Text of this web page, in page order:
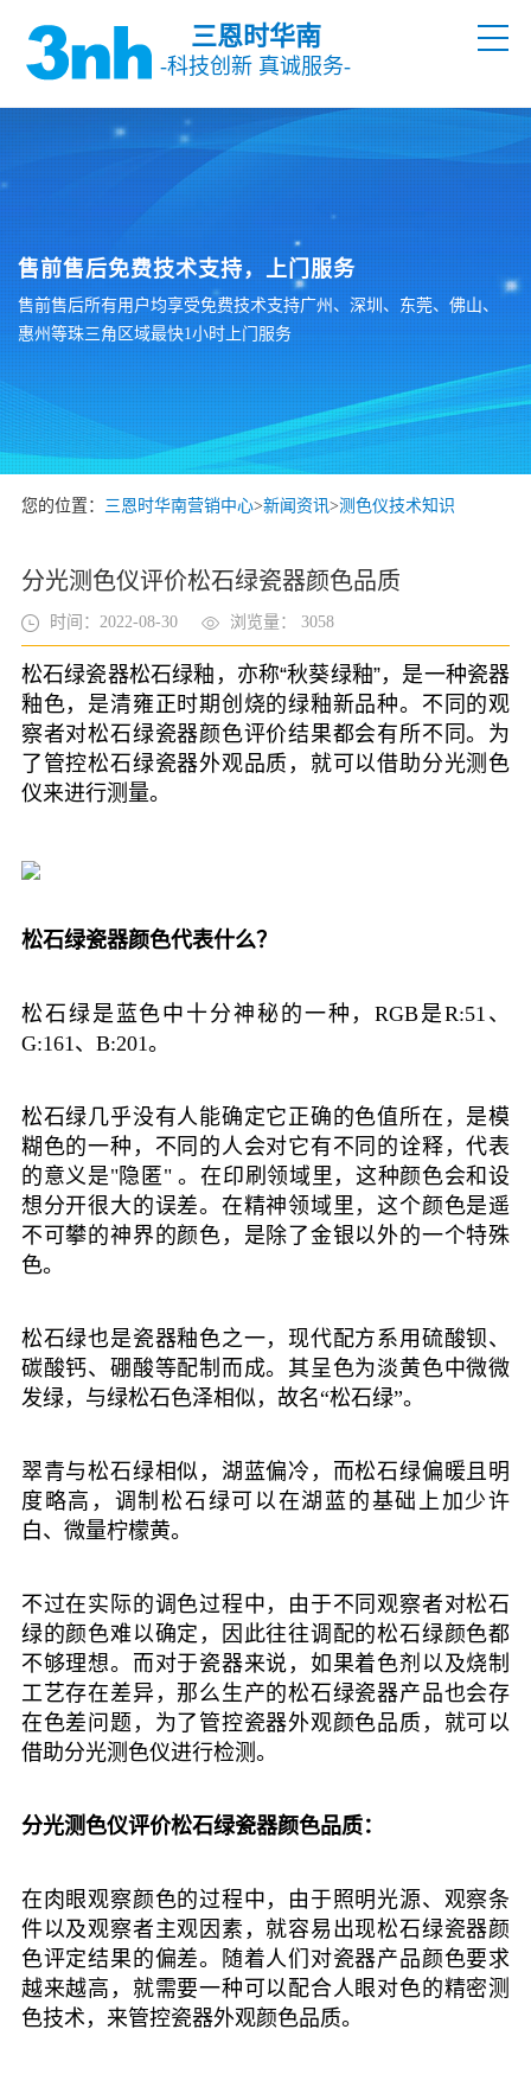
三恩时华南
-科技创新 真诚服务-
售前售后免费技术支持，上门服务
售前售后所有用户均享受免费技术支持广州、深圳、东莞、佛山、
惠州等珠三角区域最快1小时上门服务
您的位置： 三恩时华南营销中心>新闻资讯>测色仪技术知识
分光测色仪评价松石绿瓷器颜色品质
时间：2022-08-30 浏览量： 3058
松石绿瓷器松石绿釉，亦称“秋葵绿釉”，是一种瓷器
釉色，是清雍正时期创烧的绿釉新品种。 不同的观
察者对松石绿瓷器颜色评价结果都会有所不同。为
了管控松石绿瓷器外观品质，就可以借助分光测色
仪来进行测量。
松石绿瓷器颜色代表什么？
松石绿是蓝色中十分神秘的一种，RGB是R:51、
G:161、B:201。
松石绿几乎没有人能确定它正确的色值所在，是模
糊色的一种，不同的人会对它有不同的诠释，代表
的意义是"隐匿" 。在印刷领域里，这种颜色会和设
想分开很大的误差。在精神领域里，这个颜色是遥
不可攀的神界的颜色，是除了金银以外的一个特殊
色。
松石绿也是瓷器釉色之一，现代配方系用硫酸钡、
碳酸钙、硼酸等配制而成。其呈色为淡黄色中微微
发绿，与绿松石色泽相似，故名“松石绿”。
翠青与松石绿相似，湖蓝偏冷，而松石绿偏暖且明
度略高，调制松石绿可以在湖蓝的基础上加少许
白、微量柠檬黄。
不过在实际的调色过程中，由于不同观察者对松石
绿的颜色难以确定，因此往往调配的松石绿颜色都
不够理想。而对于瓷器来说，如果着色剂以及烧制
工艺存在差异，那么生产的松石绿瓷器产品也会存
在色差问题，为了管控瓷器外观颜色品质，就可以
借助分光测色仪进行检测。
分光测色仪评价松石绿瓷器颜色品质：
在肉眼观察颜色的过程中，由于照明光源、观察条
件以及观察者主观因素，就容易出现松石绿瓷器颜
色评定结果的偏差。随着人们对瓷器产品颜色要求
越来越高，就需要一种可以配合人眼对色的精密测
色技术，来管控瓷器外观颜色品质。